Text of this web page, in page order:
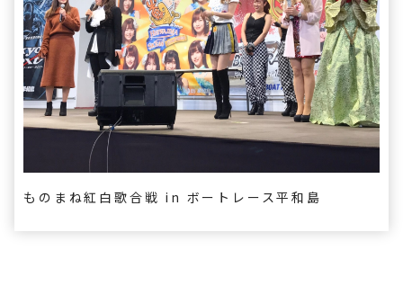
ものまね紅白歌合戦 in ボートレース平和島